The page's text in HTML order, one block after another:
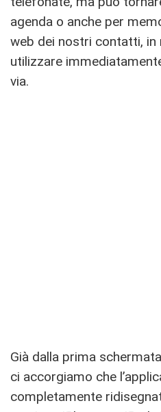
agenda o anche per
web dei nostri contatti,
utilizzare
via.
Già dalla prima
ci accorgiamo che
completamente